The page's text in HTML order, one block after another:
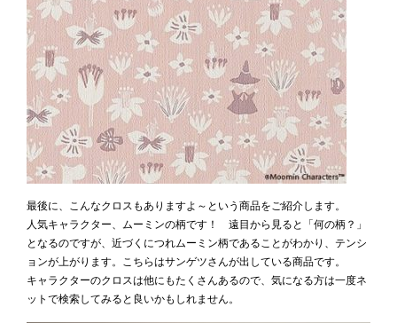
最後に、こんなクロスもありますよ～という商品をご紹介します。
人気キャラクター、ムーミンの柄です！ 遠目から見ると「何の柄？」
となるのですが、近づくにつれムーミン柄であることがわかり、テンシ
ョンが上がります。こちらはサンゲツさんが出している商品です。
キャラクターのクロスは他にもたくさんあるので、気になる方は一度ネ
ットで検索してみると良いかもしれません。